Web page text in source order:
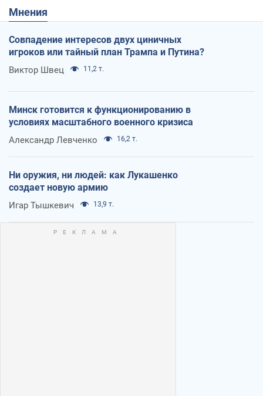
Мнения
Совпадение интересов двух циничных
игроков или тайный план Трампа и Путина?
Виктор Швец 11,2 т.
Минск готовится к функционированию в
условиях масштабного военного кризиса
Александр Левченко 16,2 т.
Ни оружия, ни людей: как Лукашенко
создает новую армию
Игар Тышкевич 13,9 т.